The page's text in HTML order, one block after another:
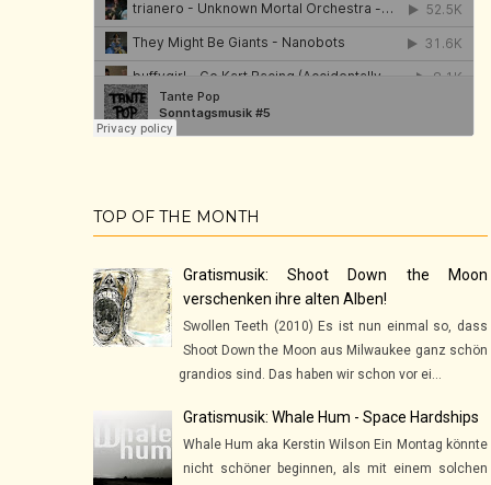
TOP OF THE MONTH
Gratismusik: Shoot Down the Moon
verschenken ihre alten Alben!
Swollen Teeth (2010) Es ist nun einmal so, dass
Shoot Down the Moon aus Milwaukee ganz schön
grandios sind. Das haben wir schon vor ei...
Gratismusik: Whale Hum - Space Hardships
Whale Hum aka Kerstin Wilson Ein Montag könnte
nicht schöner beginnen, als mit einem solchen